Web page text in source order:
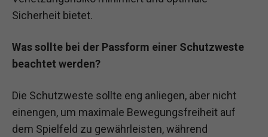
Sicherheit bietet.
Was sollte bei der Passform einer Schutzweste
beachtet werden?
Die Schutzweste sollte eng anliegen, aber nicht
einengen, um maximale Bewegungsfreiheit auf
dem Spielfeld zu gewährleisten, während